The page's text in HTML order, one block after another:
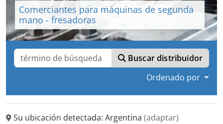
Comerciantes para máquinas de segunda
mano - fresadoras
Buscar distribuidor
Ordenado por
Su ubicación detectada: Argentina (adaptar)